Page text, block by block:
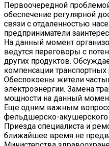
Первоочередной
обеспечение регулярной
связи с отдаленностью
предприниматели
На данный момент
ведутся переговоры с
других продуктов.
компенсации
Обеспокоены жители
электроэнергии. Замена
мощности на данный
Еще одним важным
фельдшерско-
Приезда специалиста и
ближайшее время не